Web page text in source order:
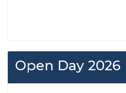
Open Day 2026